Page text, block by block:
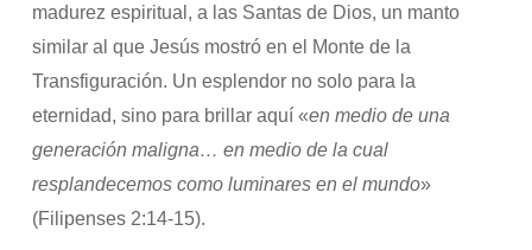
madurez espiritual, a las Santas de Dios, un manto
similar al que Jesús mostró en el Monte de la
Transfiguración. Un esplendor no solo para la
eternidad, sino para brillar aquí «en medio de una
generación maligna… en medio de la cual
resplandecemos como luminares en el mundo»
(Filipenses 2:14-15).